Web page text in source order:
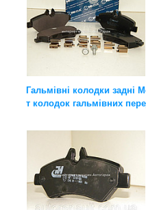
Гальмівні колодки задні
т колодок гальмівних